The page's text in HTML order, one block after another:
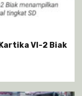
VI-2 Biak